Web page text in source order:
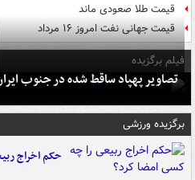
قیمت طلا صعودی ماند
قیمت جهانی نفت امروز ۱۶ مرداد
فیلم برگزیده
تصاویر پهپاد ساقط شده در جنوب
برگزیده ورزشی
حکم اخراج